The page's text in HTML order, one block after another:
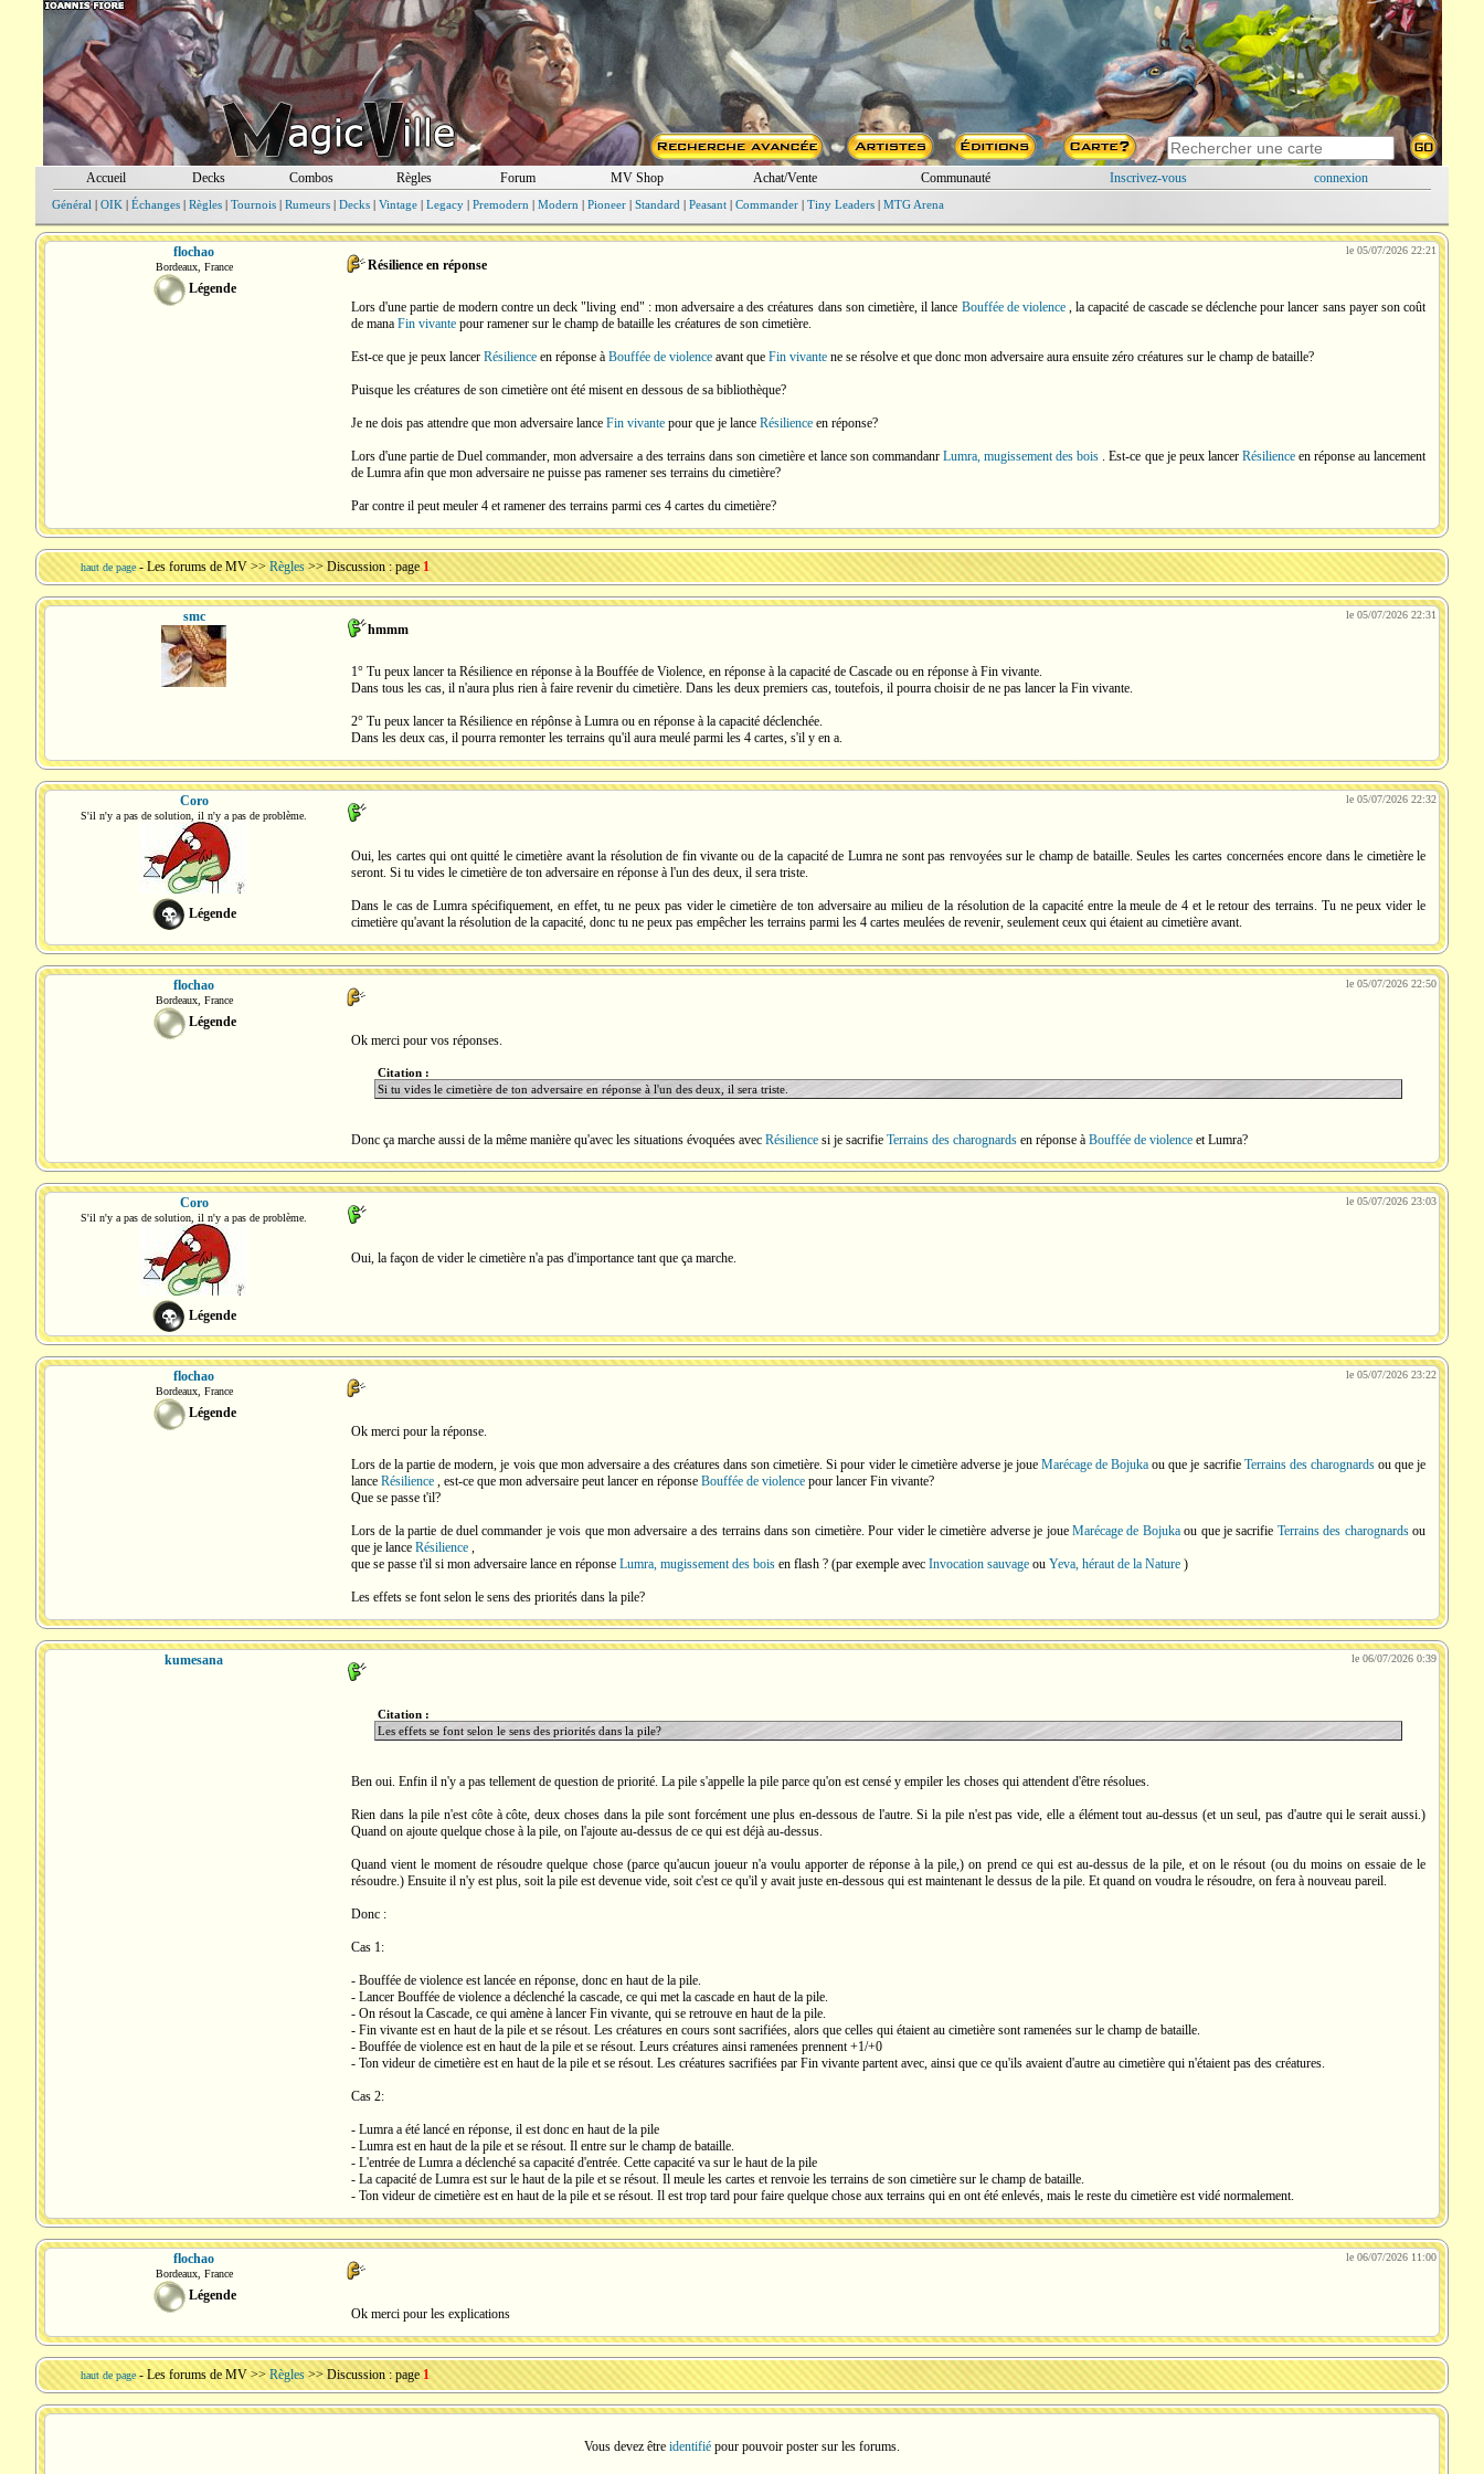
Accueil Decks Combos Règles Forum MV Shop Achat/Vente Communauté Inscrivez-vous connexion
Général | OIK | Échanges| Règles| Tournois| Rumeurs| Decks| Vintage| Legacy| Premodern | Modern | Pioneer| Standard | Peasant| Commander| Tiny Leaders| MTG Arena
flochao
Bordeaux, France
Légende
Résilience en réponse
le 05/07/2026 22:21
Lors d'une partie de modern contre un deck "living end" : mon adversaire a des créatures dans son cimetière, il lance Bouffée de violence, la capacité de cascade se déclenche pour lancer sans payer son coût
de mana Fin vivante pour ramener sur le champ de bataille les créatures de son cimetière.
Est-ce que je peux lancer Résilience en réponse à Bouffée de violence avant que Fin vivante ne se résolve et que donc mon adversaire aura ensuite zéro créatures sur le champ de bataille?
Puisque les créatures de son cimetière ont été misent en dessous de sa bibliothèque?
Je ne dois pas attendre que mon adversaire lance Fin vivante pour que je lance Résilience en réponse?
Lors d'une partie de Duel commander, mon adversaire a des terrains dans son cimetière et lance son commandanrLumra, mugissement des bois . Est-ce que je peux lancer Résilienceen réponse au lancement
de Lumra afin que mon adversaire ne puisse pas ramener ses terrains du cimetière?
Par contre il peut meuler 4 et ramener des terrains parmi ces 4 cartes du cimetière?
haut de page- Les forums de MV>> Règles>> Discussion : page 1
smc
hmmm
le 05/07/2026 22:31
1° Tu peux lancer ta Résilience en réponse à la Bouffée de Violence, en réponse à la capacité de Cascade ou en réponse à Fin vivante.
Dans tous les cas, il n'aura plus rien à faire revenir du cimetière. Dans les deux premiers cas, toutefois, il pourra choisir de ne pas lancer la Fin vivante.
2° Tu peux lancer ta Résilience en répônse à Lumra ou en réponse à la capacité déclenchée.
Dans les deux cas, il pourra remonter les terrains qu'il aura meulé parmi les 4 cartes, s'il y en a.
Coro
S'il n'y a pas de solution, il n'y a pas de problème.
Légende
le 05/07/2026 22:32
Oui, les cartes qui ont quitté le cimetière avant la résolution de fin vivante ou de la capacité de Lumra ne sont pas renvoyées sur le champ de bataille. Seules les cartes concernées encore dans le cimetière le
seront. Si tu vides le cimetière de ton adversaire en réponse à l'un des deux, il sera triste.
Dans le cas de Lumra spécifiquement, en effet, tu ne peux pas vider le cimetière de ton adversaire au milieu de la résolution de la capacité entre la meule de 4 et le retour des terrains. Tu ne peux vider le
cimetière qu'avant la résolution de la capacité, donc tu ne peux pas empêcher les terrains parmi les 4 cartes meulées de revenir, seulement ceux qui étaient au cimetière avant.
flochao
Bordeaux, France
Légende
le 05/07/2026 22:50
Ok merci pour vos réponses.
Citation :
Si tu vides le cimetière de ton adversaire en réponse à l'un des deux, il sera triste.
Donc ça marche aussi de la même manière qu'avec les situations évoquées avec Résilience si je sacrifie Terrains des charognards en réponse à Bouffée de violence et Lumra?
Coro
S'il n'y a pas de solution, il n'y a pas de problème.
Légende
le 05/07/2026 23:03
Oui, la façon de vider le cimetière n'a pas d'importance tant que ça marche.
flochao
Bordeaux, France
Légende
le 05/07/2026 23:22
Ok merci pour la réponse.
Lors de la partie de modern, je vois que mon adversaire a des créatures dans son cimetière. Si pour vider le cimetière adverse je joueMarécage de Bojuka ou que je sacrifie Terrains des charognardsou que je
lance Résilience , est-ce que mon adversaire peut lancer en réponse Bouffée de violence pour lancer Fin vivante?
Que se passe t'il?
Lors de la partie de duel commander je vois que mon adversaire a des terrains dans son cimetière. Pour vider le cimetière adverse je joue Marécage de Bojukaou que je sacrifie Terrains des charognardsou
que je lance Résilience ,
que se passe t'il si mon adversaire lance en réponse Lumra, mugissement des bois en flash ? (par exemple avec Invocation sauvage ou Yeva, héraut de la Nature )
Les effets se font selon le sens des priorités dans la pile?
kumesana le 06/07/2026 0:39
Citation :
Les effets se font selon le sens des priorités dans la pile?
Ben oui. Enfin il n'y a pas tellement de question de priorité. La pile s'appelle la pile parce qu'on est censé y empiler les choses qui attendent d'être résolues.
Rien dans la pile n'est côte à côte, deux choses dans la pile sont forcément une plus en-dessous de l'autre. Si la pile n'est pas vide, elle a élément tout au-dessus (et un seul, pas d'autre qui le serait aussi.)
Quand on ajoute quelque chose à la pile, on l'ajoute au-dessus de ce qui est déjà au-dessus.
Quand vient le moment de résoudre quelque chose (parce qu'aucun joueur n'a voulu apporter de réponse à la pile,) on prend ce qui est au-dessus de la pile, et on le résout (ou du moins on essaie de le
résoudre.) Ensuite il n'y est plus, soit la pile est devenue vide, soit c'est ce qu'il y avait juste en-dessous qui est maintenant le dessus de la pile. Et quand on voudra le résoudre, on fera à nouveau pareil.
Donc :
Cas 1:
- Bouffée de violence est lancée en réponse, donc en haut de la pile.
- Lancer Bouffée de violence a déclenché la cascade, ce qui met la cascade en haut de la pile.
- On résout la Cascade, ce qui amène à lancer Fin vivante, qui se retrouve en haut de la pile.
- Fin vivante est en haut de la pile et se résout. Les créatures en cours sont sacrifiées, alors que celles qui étaient au cimetière sont ramenées sur le champ de bataille.
- Bouffée de violence est en haut de la pile et se résout. Leurs créatures ainsi ramenées prennent +1/+0
- Ton videur de cimetière est en haut de la pile et se résout. Les créatures sacrifiées par Fin vivante partent avec, ainsi que ce qu'ils avaient d'autre au cimetière qui n'étaient pas des créatures.
Cas 2:
- Lumra a été lancé en réponse, il est donc en haut de la pile
- Lumra est en haut de la pile et se résout. Il entre sur le champ de bataille.
- L'entrée de Lumra a déclenché sa capacité d'entrée. Cette capacité va sur le haut de la pile
- La capacité de Lumra est sur le haut de la pile et se résout. Il meule les cartes et renvoie les terrains de son cimetière sur le champ de bataille.
- Ton videur de cimetière est en haut de la pile et se résout. Il est trop tard pour faire quelque chose aux terrains qui en ont été enlevés, mais le reste du cimetière est vidé normalement.
flochao
Bordeaux, France
Légende
le 06/07/2026 11:00
Ok merci pour les explications
haut de page- Les forums de MV>> Règles>> Discussion : page 1
Vous devez être identifié pour pouvoir poster sur les forums.